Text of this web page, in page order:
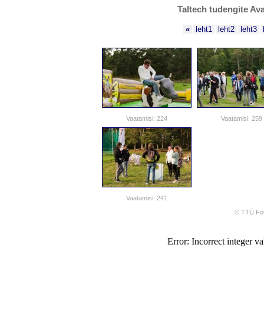
Taltech tudengite
« leht1 leht2 leht3
Vaatamisi: 224 Vaatamisi: 259
Vaatamisi: 241
© TTÜ
Error: Incorrect integer